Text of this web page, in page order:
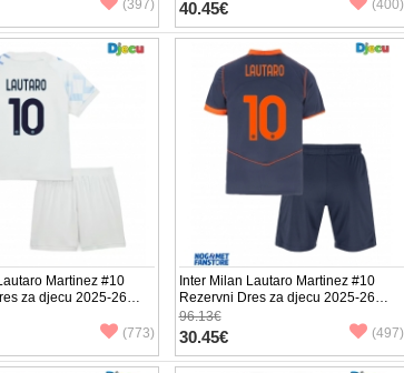
(397) 40.45€ (400)
Martinez #10
za djecu 2025-26
(+ Kratke hlače)
(773)
Inter Milan Lautaro Martinez #10
Rezervni Dres za djecu 2025-26
Kratak Rukav (+ Kratke hlače)
96.13€
30.45€ (497)